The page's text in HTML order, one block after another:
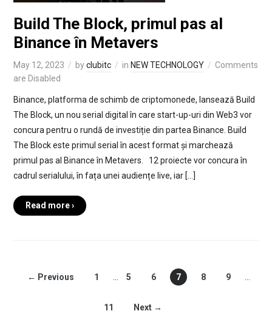
Build The Block, primul pas al
Binance în Metavers
May 12, 2023 byclubitc in NEW TECHNOLOGY
Comments
are Disabled
Binance, platforma de schimb de criptomonede, lansează Build
The Block, un nou serial digital în care start-up-uri din Web3 vor
concura pentru o rundă de investiție din partea Binance. Build
The Block este primul serial în acest format și marchează
primul pas al Binance în Metavers. 12 proiecte vor concura în
cadrul serialului, în fața unei audiențe live, iar […]
Read more ›
← Previous 1 5 6 7 8 9
11 Next →